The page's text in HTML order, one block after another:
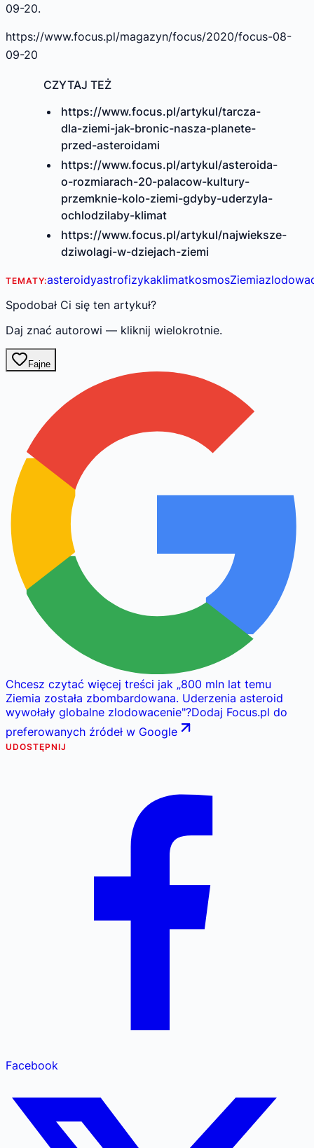
09-20.
https://www.focus.pl/magazyn/focus/2020/focus-08-
09-20
CZYTAJ TEŻ
https://www.focus.pl/artykul/tarcza-
dla-ziemi-jak-bronic-nasza-planete-
przed-asteroidami
https://www.focus.pl/artykul/asteroida-
o-rozmiarach-20-palacow-kultury-
przemknie-kolo-ziemi-gdyby-uderzyla-
ochlodzilaby-klimat
https://www.focus.pl/artykul/najwieksze-
dziwolagi-w-dziejach-ziemi
TEMATY:asteroidyastrofizykaklimatkosmosZiemia
Spodobał Ci się ten artykuł?
Daj znać autorowi — kliknij wielokrotnie.
Fajne
Chcesz czytać więcej treści jak „800 mln lat temu
Ziemia została zbombardowana. Uderzenia asteroid
wywołały globalne zlodowacenie"?Dodaj Focus.pl do
preferowanych źródeł w Google
UDOSTĘPNIJ
Facebook